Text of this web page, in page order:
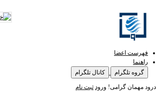
فهرست اعضا
راهنما
گروه تلگرام
کانال تلگرام
درود مهمان گرامی! ورود ثبت نام